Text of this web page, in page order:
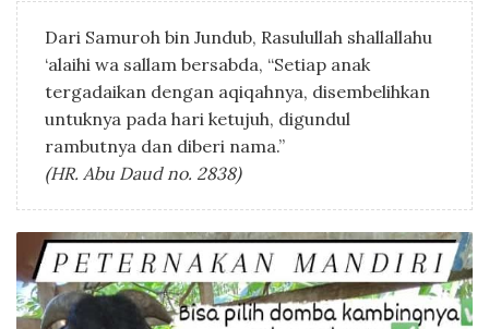
Dari Samuroh bin Jundub, Rasulullah shallallahu
‘alaihi wa sallam bersabda, “Setiap anak
tergadaikan dengan aqiqahnya, disembelihkan
untuknya pada hari ketujuh, digundul
rambutnya dan diberi nama.”
(HR. Abu Daud no. 2838)